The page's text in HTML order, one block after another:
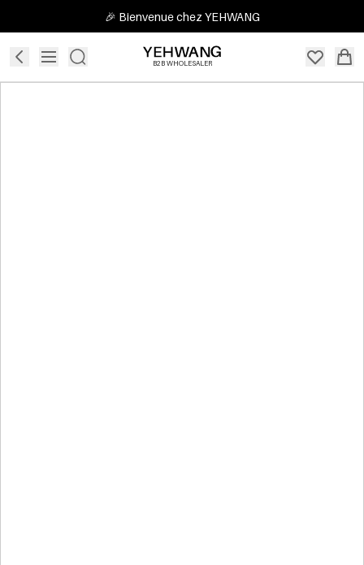
🎉 Bienvenue chez YEHWANG
B2B WHOLESALER